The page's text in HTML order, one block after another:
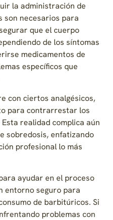
la administración de
son necesarios para
que el cuerpo
de los síntomas
medicamentos de
específicos que
con ciertos analgésicos,
para contrarrestar los
realidad complica aún
sobredosis, enfatizando
profesional lo más
ayudar en el proceso
entorno seguro para
de barbitúricos. Si
problemas con